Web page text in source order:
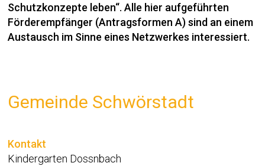
Schutzkonzepte leben“. Alle hier aufgeführten
Förderempfänger (Antragsformen A) sind an einem
Austausch im Sinne eines Netzwerkes interessiert.
Gemeinde Schwörstadt
Kontakt
Kindergarten Dossnbach